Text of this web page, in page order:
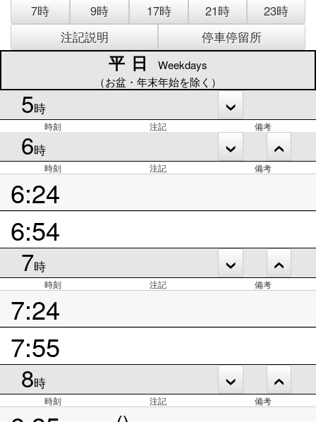
7時 9時 17時 21時
23時
注記説明
停車停留所
平日
Weekdays
（お盆・年末年始を除く）
5時
時刻 注記 備考
6時
時刻 注記 備考
6:24
6:54
7時
時刻 注記 備考
7:24
7:55
8時
時刻 注記 備考